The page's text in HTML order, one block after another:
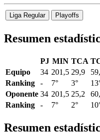
Liga Regular Playoffs
Resumen
PJ MIN TCA
Equipo
34 201,5 29,9
Ranking
- 7° 3°
Oponente 34 201,5 25,2
Ranking
- 7° 2°
Resumen